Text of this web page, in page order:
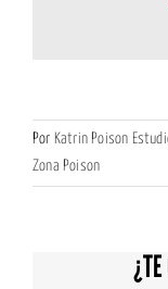
Por Katrin Poison
Zona Poison